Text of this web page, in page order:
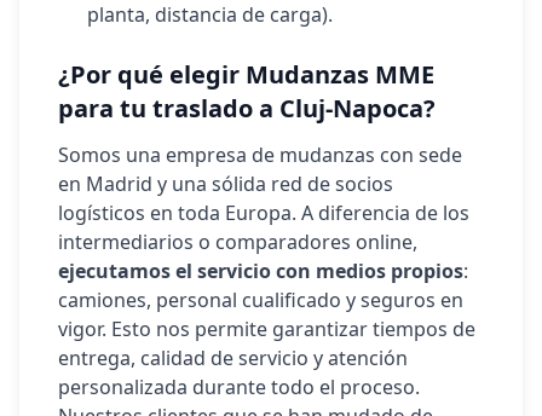
planta, distancia de carga).
¿Por qué elegir Mudanzas MME
para tu traslado a Cluj-Napoca?
Somos una empresa de mudanzas con sede
en Madrid y una sólida red de socios
logísticos en toda Europa. A diferencia de los
intermediarios o comparadores online,
ejecutamos el servicio con medios propios:
camiones, personal cualificado y seguros en
vigor. Esto nos permite garantizar tiempos de
entrega, calidad de servicio y atención
personalizada durante todo el proceso.